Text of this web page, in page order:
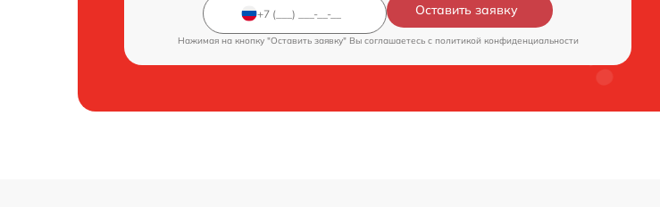
Оставить заявку
Нажимая на кнопку "Оставить заявку" Вы соглашаетесь c политикой конфиденциальности